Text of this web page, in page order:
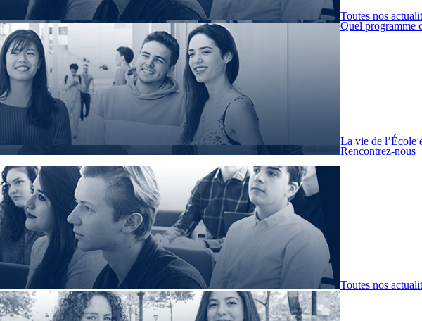
Quel programme
Rencontrez-nous
Toutes nos
La vie de l’École
Toutes nos